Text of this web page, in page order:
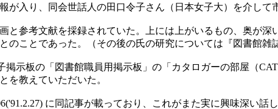
入り、同会世話人の田口令子さん（日本女子大）を介して
参考文献を採録されていた。上には上がいるもの、奥が深
ことであった。（その後の氏の研究については『図書館雑誌
示板の「図書館職員用掲示板」の「カタロガーの部屋（
を教えていただいた。
に同記事が載っており、これがまた実に興味深い